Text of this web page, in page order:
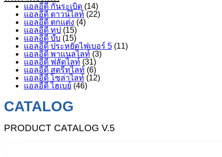
แอลอีดี กันระเบิด (14)
แอลอีดี ดาวน์ไลท์ (22)
แอลอีดี ตกแต่ง (4)
แอลอีดี ทูป (15)
แอลอีดี บับ (15)
แอลอีดี ประหยัดไฟเบอร์ 5 (11)
แอลอีดี พาแนลไลท์ (3)
แอลอีดี ฟลัดไลท์ (31)
แอลอีดี สตรีทไลท์ (6)
แอลอีดี โซล่าไลท์ (12)
แอลอีดี ไฮเบย์ (46)
CATALOG
PRODUCT CATALOG V.5